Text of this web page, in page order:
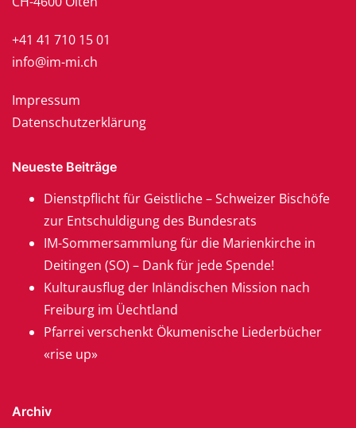
+41 41 710 15 01
info@im-mi.ch
Impressum
Datenschutzerklärung
Neueste Beiträge
Dienstpflicht für Geistliche – Schweizer Bischöfe
zur Entschuldigung des Bundesrats
IM-Sommersammlung für die Marienkirche in
Deitingen (SO) – Dank für jede Spende!
Kulturausflug der Inländischen Mission nach
Freiburg im Üechtland
Pfarrei verschenkt Ökumenische Liederbücher
«rise up»
Archiv